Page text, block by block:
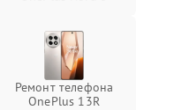
Ремонт телефона
OnePlus 13R